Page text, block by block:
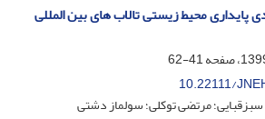
پایداری محیط زیستی تالاب های بین المللی
41-62
10.22111/
مرتضی توکلی؛ سولماز دشتی